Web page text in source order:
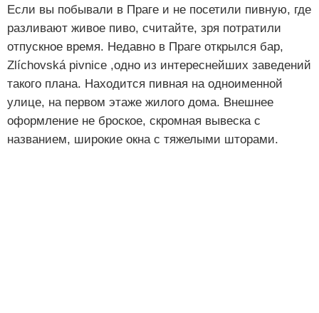
Если вы побывали в Праге и не посетили пивную, где
разливают живое пиво, считайте, зря потратили
отпускное время. Недавно в Праге открылся бар,
Zlíchovská pivnice ,одно из интереснейших заведений
такого плана. Находится пивная на одноименной
улице, на первом этаже жилого дома. Внешнее
оформление не броское, скромная вывеска с
названием, широкие окна с тяжелыми шторами.